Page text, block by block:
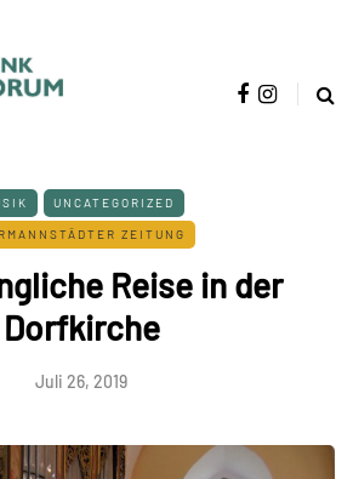
UNCATEGORIZED
ZEITUNG
Reise in der
Dorfkirche
Juli 26, 2019